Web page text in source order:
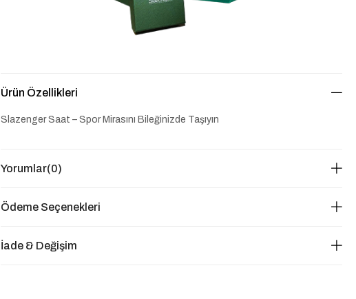
Ürün Özellikleri
Slazenger Saat – Spor Mirasını Bileğinizde Taşıyın
Yorumlar(0)
Ödeme Seçenekleri
İade & Değişim